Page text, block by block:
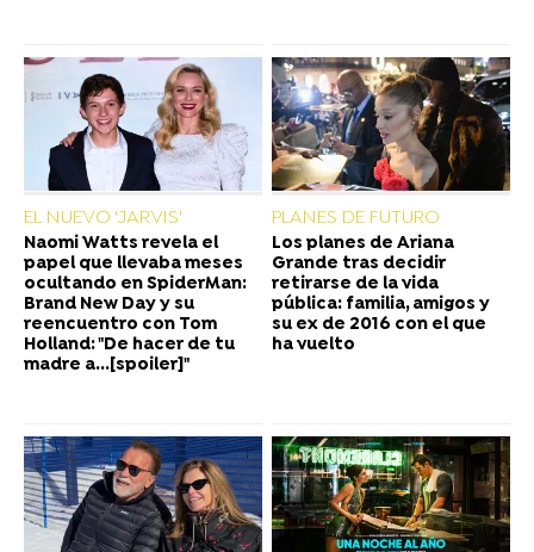
EL NUEVO 'JARVIS'
Naomi Watts revela el
papel que llevaba meses
ocultando en SpiderMan:
Brand New Day y su
reencuentro con Tom
Holland: "De hacer de tu
madre a...[spoiler]"
PLANES DE FUTURO
Los planes de Ariana
Grande tras decidir
retirarse de la vida
pública: familia, amigos y
su ex de 2016 con el que
ha vuelto